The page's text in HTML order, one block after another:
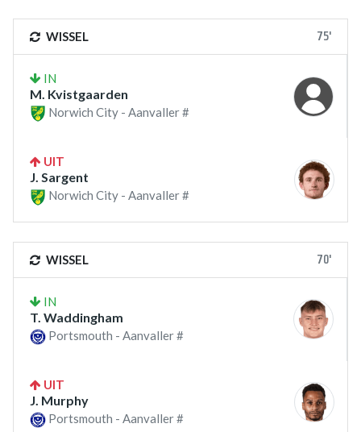
WISSEL 75'
IN
M. Kvistgaarden
Norwich City - Aanvaller #
UIT
J. Sargent
Norwich City - Aanvaller #
WISSEL 70'
IN
T. Waddingham
Portsmouth - Aanvaller #
UIT
J. Murphy
Portsmouth - Aanvaller #